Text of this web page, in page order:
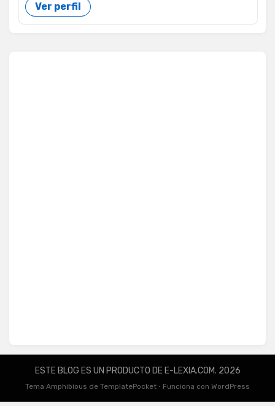
Ver perfil
ESTE BLOG ES UN PRODUCTO DE E-LEXIA.COM. 2026
Tema Amphibious de TemplatePocket ⋅ Funciona con WordPress